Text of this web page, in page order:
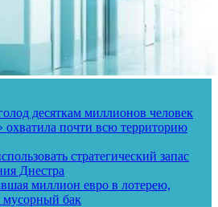
десяткам миллионов человек
охватила почти всю территорию
стратегический запас
Днестра
миллион евро в лотерею,
мусорный бак